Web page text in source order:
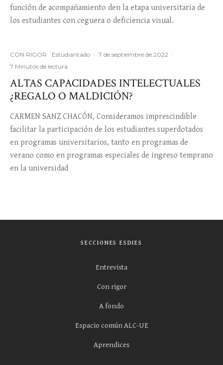
función de acompañamiento den la etapa universitaria de
los estudiantes con ceguera o deficiencia visual.
CON RIGOR Estudiantado · 7 de septiembre de 2022 ·
7 Minutos de lectura
ALTAS CAPACIDADES INTELECTUALES
¿REGALO O MALDICIÓN?
CARMEN SANZ CHACÓN, Consideramos imprescindible
facilitar la participación de los estudiantes superdotados
en programas universitarios, tanto en programas de
verano como en programas especiales de ingreso temprano
en la universidad
SECCIONES ESDIES
Entrevista
Con rigor
A fondo
Espacio común ALC-UE
Aprendices